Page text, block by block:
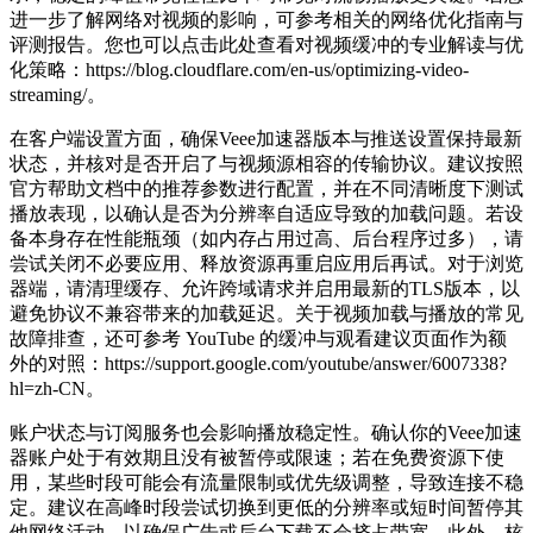
进一步了解网络对视频的影响，可参考相关的网络优化指南与
评测报告。您也可以点击此处查看对视频缓冲的专业解读与优
化策略：https://blog.cloudflare.com/en-us/optimizing-video-
streaming/。
在客户端设置方面，确保Veee加速器版本与推送设置保持最新
状态，并核对是否开启了与视频源相容的传输协议。建议按照
官方帮助文档中的推荐参数进行配置，并在不同清晰度下测试
播放表现，以确认是否为分辨率自适应导致的加载问题。若设
备本身存在性能瓶颈（如内存占用过高、后台程序过多），请
尝试关闭不必要应用、释放资源再重启应用后再试。对于浏览
器端，请清理缓存、允许跨域请求并启用最新的TLS版本，以
避免协议不兼容带来的加载延迟。关于视频加载与播放的常见
故障排查，还可参考 YouTube 的缓冲与观看建议页面作为额
外的对照：https://support.google.com/youtube/answer/6007338?
hl=zh-CN。
账户状态与订阅服务也会影响播放稳定性。确认你的Veee加速
器账户处于有效期且没有被暂停或限速；若在免费资源下使
用，某些时段可能会有流量限制或优先级调整，导致连接不稳
定。建议在高峰时段尝试切换到更低的分辨率或短时间暂停其